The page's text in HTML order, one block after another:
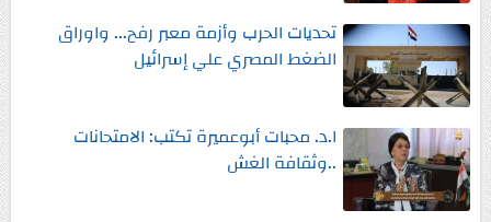
تحديات الحرب وأزمة معبر رفح... واوراق
الضغط المصري علي إسرائيل
ا.د. محبات أبوعميرة تكتب: الامتحانات
..وثقافة الغش